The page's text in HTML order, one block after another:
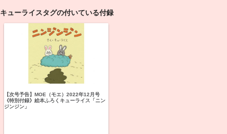
キューライスタグの付いている付録
【次号予告】MOE（モエ）2022年12月号
《特別付録》絵本ふろくキューライス「ニン
ジンジン」